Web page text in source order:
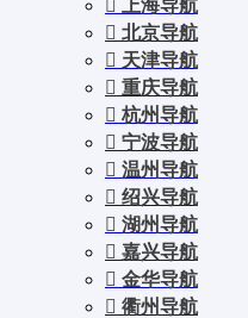
上海导航
北京导航
天津导航
重庆导航
杭州导航
宁波导航
温州导航
绍兴导航
湖州导航
嘉兴导航
金华导航
衢州导航